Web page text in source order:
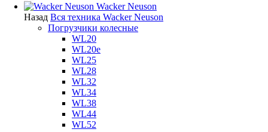
Wacker Neuson
Назад Вся техника Wacker Neuson
Погрузчики колесные
WL20
WL20e
WL25
WL28
WL32
WL34
WL38
WL44
WL52